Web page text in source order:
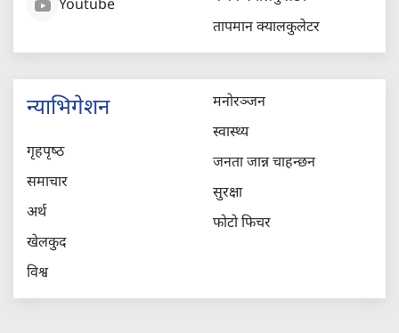
Youtube
तापमान क्यालकुलेटर
न्याभिगेशन
गृहपृष्‍ठ
समाचार
अर्थ
खेलकुद
विश्व
मनोरञ्जन
स्वास्थ्य
जनता जान्न चाहन्छन
सुरक्षा
फोटो फिचर